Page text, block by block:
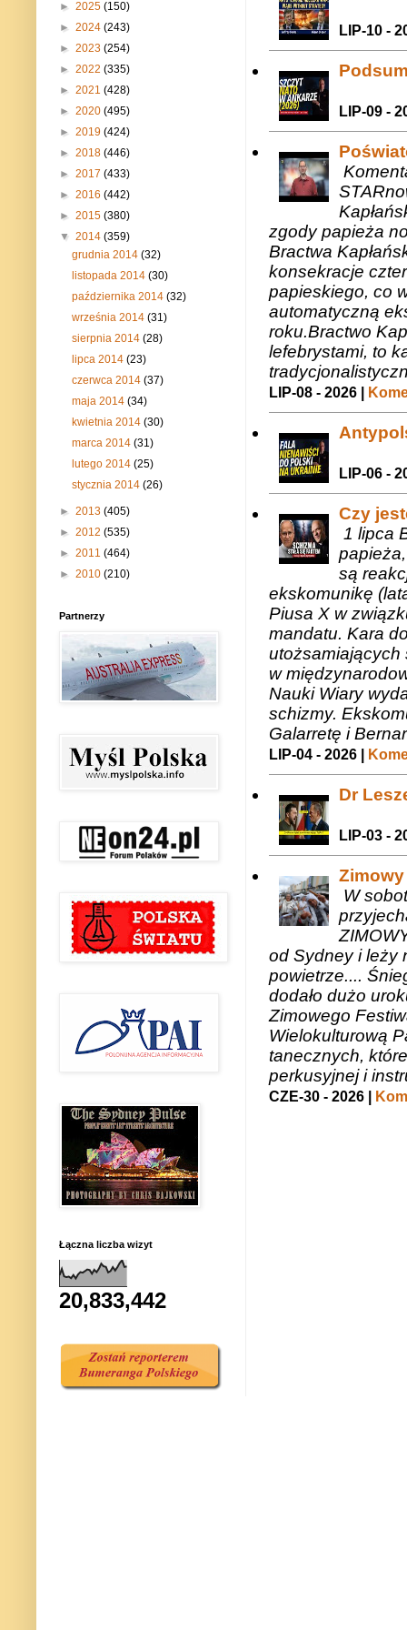
LIP-10 -
LIP-09 -
zgody papieża
Bractwa
konsekracje
papieskiego, co
automatyczną
roku.Bractwo
lefebrystami, to
LIP-08 - 2026 |
LIP-06 -
Czy
1 lipca
są
ekskomunikę
Piusa X w
mandatu. Kara
utożsamiających
w
Nauki Wiary
schizmy.
Galarretę i
LIP-04 - 2026 |
Dr
LIP-03 -
W
od Sydney i leży
powietrze....
dodało dużo
Zimowego
Wielokulturową
tanecznych,
perkusyjnej i
CZE-30 - 2026 |
► 2025 (150)
► 2024 (243)
► 2023 (254)
► 2022 (335)
► 2021 (428)
► 2020 (495)
► 2019 (424)
► 2018 (446)
► 2017 (433)
► 2016 (442)
► 2015 (380)
▼ 2014 (359)
grudnia 2014(32)
listopada 2014(30)
października 2014(32)
września 2014(31)
sierpnia 2014(28)
lipca 2014(23)
czerwca 2014(37)
maja 2014(34)
kwietnia 2014(30)
marca 2014(31)
lutego 2014(25)
stycznia 2014(26)
► 2013 (405)
► 2012 (535)
► 2011 (464)
► 2010 (210)
Partnerzy
Łączna liczba wizyt
20,833,442